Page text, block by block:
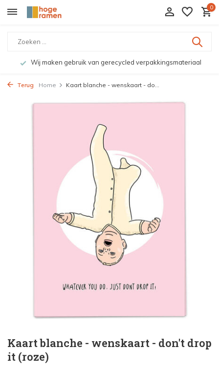
0
Wij maken gebruik van gerecycled verpakkingsmateriaal
Terug Home Kaart blanche - wenskaart - do...
Kaart blanche - wenskaart - don't drop
it (roze)